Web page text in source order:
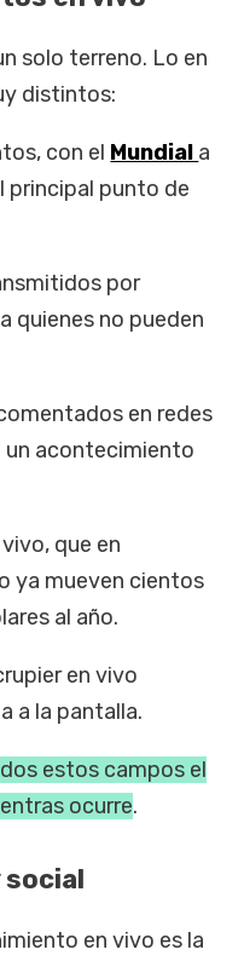
solo terreno. Lo en
distintos:
con el Mundial a
principal punto de
por
quienes no pueden
en redes
un acontecimiento
que en
ya mueven cientos
al año.
en vivo
a la pantalla.
estos campos el
ocurre.
social
en vivo es la